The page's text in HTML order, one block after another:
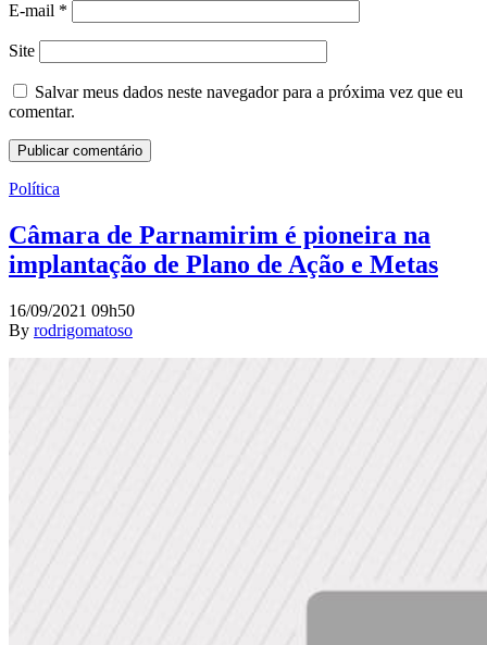
E-mail *
Site
Salvar meus dados neste navegador para a próxima vez que eu
comentar.
Política
Câmara de Parnamirim é pioneira na
implantação de Plano de Ação e Metas
16/09/2021 09h50
By rodrigomatoso